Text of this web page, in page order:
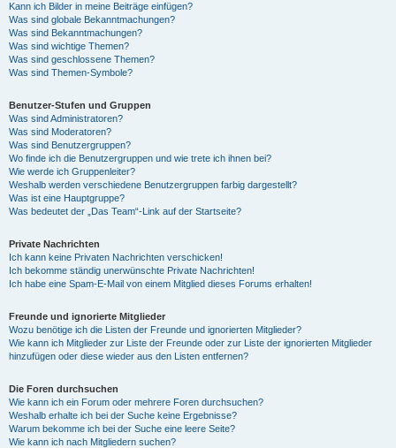
Kann ich Bilder in meine Beiträge einfügen?
Was sind globale Bekanntmachungen?
Was sind Bekanntmachungen?
Was sind wichtige Themen?
Was sind geschlossene Themen?
Was sind Themen-Symbole?
Benutzer-Stufen und Gruppen
Was sind Administratoren?
Was sind Moderatoren?
Was sind Benutzergruppen?
Wo finde ich die Benutzergruppen und wie trete ich ihnen bei?
Wie werde ich Gruppenleiter?
Weshalb werden verschiedene Benutzergruppen farbig dargestellt?
Was ist eine Hauptgruppe?
Was bedeutet der „Das Team“-Link auf der Startseite?
Private Nachrichten
Ich kann keine Privaten Nachrichten verschicken!
Ich bekomme ständig unerwünschte Private Nachrichten!
Ich habe eine Spam-E-Mail von einem Mitglied dieses Forums erhalten!
Freunde und ignorierte Mitglieder
Wozu benötige ich die Listen der Freunde und ignorierten Mitglieder?
Wie kann ich Mitglieder zur Liste der Freunde oder zur Liste der ignorierten Mitglieder
hinzufügen oder diese wieder aus den Listen entfernen?
Die Foren durchsuchen
Wie kann ich ein Forum oder mehrere Foren durchsuchen?
Weshalb erhalte ich bei der Suche keine Ergebnisse?
Warum bekomme ich bei der Suche eine leere Seite?
Wie kann ich nach Mitgliedern suchen?